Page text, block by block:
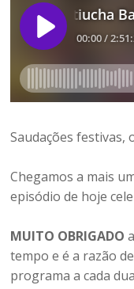
Saudações festivas,
Chegamos a mais
episódio de hoje
MUITO OBRIGADO
tempo e é a razão
programa a cada